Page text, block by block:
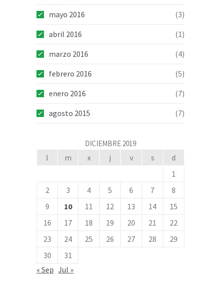
mayo 2016
(3)
abril 2016
(1)
marzo 2016
(4)
febrero 2016
(5)
enero 2016
(7)
agosto 2015
(7)
DICIEMBRE 2019
l m x j v s
d
1
2
3 4 5 6 7
8
9
10 11 12 13 14
15
16
17 18 19 20 21
22
23
24 25 26 27 28
29
30
31
« Sep Jul »